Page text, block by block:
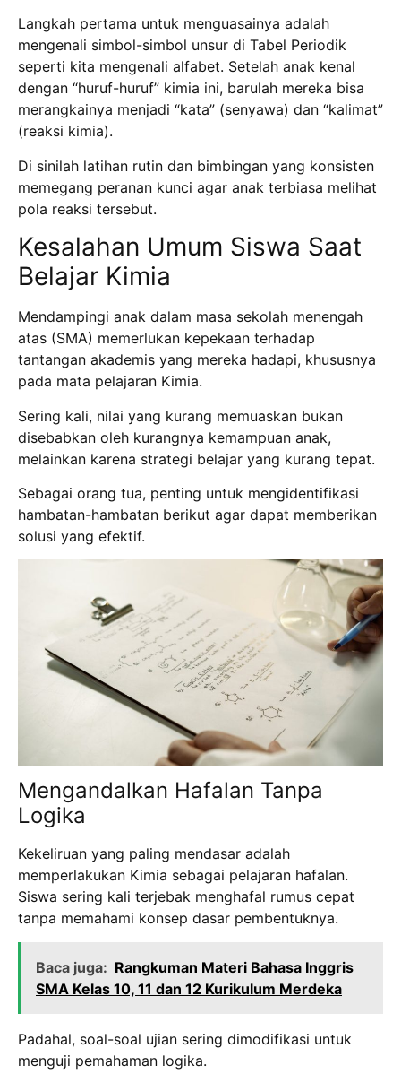
Langkah pertama untuk menguasainya adalah
mengenali simbol-simbol unsur di Tabel Periodik
seperti kita mengenali alfabet. Setelah anak kenal
dengan “huruf-huruf” kimia ini, barulah mereka bisa
merangkainya menjadi “kata” (senyawa) dan “kalimat”
(reaksi kimia).
Di sinilah latihan rutin dan bimbingan yang konsisten
memegang peranan kunci agar anak terbiasa melihat
pola reaksi tersebut.
Kesalahan Umum Siswa Saat
Belajar Kimia
Mendampingi anak dalam masa sekolah menengah
atas (SMA) memerlukan kepekaan terhadap
tantangan akademis yang mereka hadapi, khususnya
pada mata pelajaran Kimia.
Sering kali, nilai yang kurang memuaskan bukan
disebabkan oleh kurangnya kemampuan anak,
melainkan karena strategi belajar yang kurang tepat.
Sebagai orang tua, penting untuk mengidentifikasi
hambatan-hambatan berikut agar dapat memberikan
solusi yang efektif.
Mengandalkan Hafalan Tanpa
Logika
Kekeliruan yang paling mendasar adalah
memperlakukan Kimia sebagai pelajaran hafalan.
Siswa sering kali terjebak menghafal rumus cepat
tanpa memahami konsep dasar pembentuknya.
Baca juga: Rangkuman Materi Bahasa Inggris
SMA Kelas 10, 11 dan 12 Kurikulum Merdeka
Padahal, soal-soal ujian sering dimodifikasi untuk
menguji pemahaman logika.